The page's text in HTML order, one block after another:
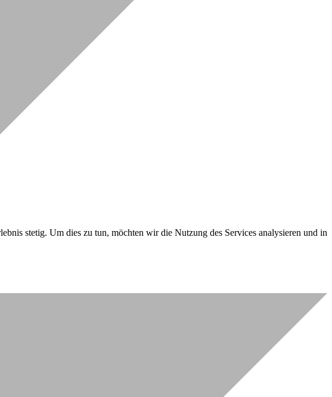
stetig. Um dies zu tun, möchten wir die Nutzung des Services analysieren und in